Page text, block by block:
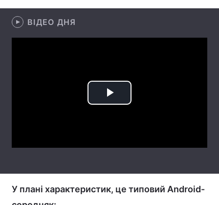
Інтерв'ю Думки
ВІДЕО ДНЯ
Play
У плані характеристик, це типовий Android-